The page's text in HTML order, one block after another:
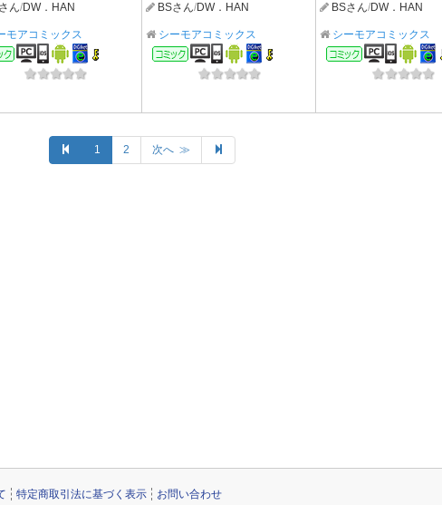
ん/DW．HAN
モアコミックス
コミック
BSさん/DW．HAN
シーモアコミックス
コミック
BSさん/DW．HAN
シーモアコミックス
コミック
1 2 次へ ≫
特定商取引法に基づく表示 お問い合わせ